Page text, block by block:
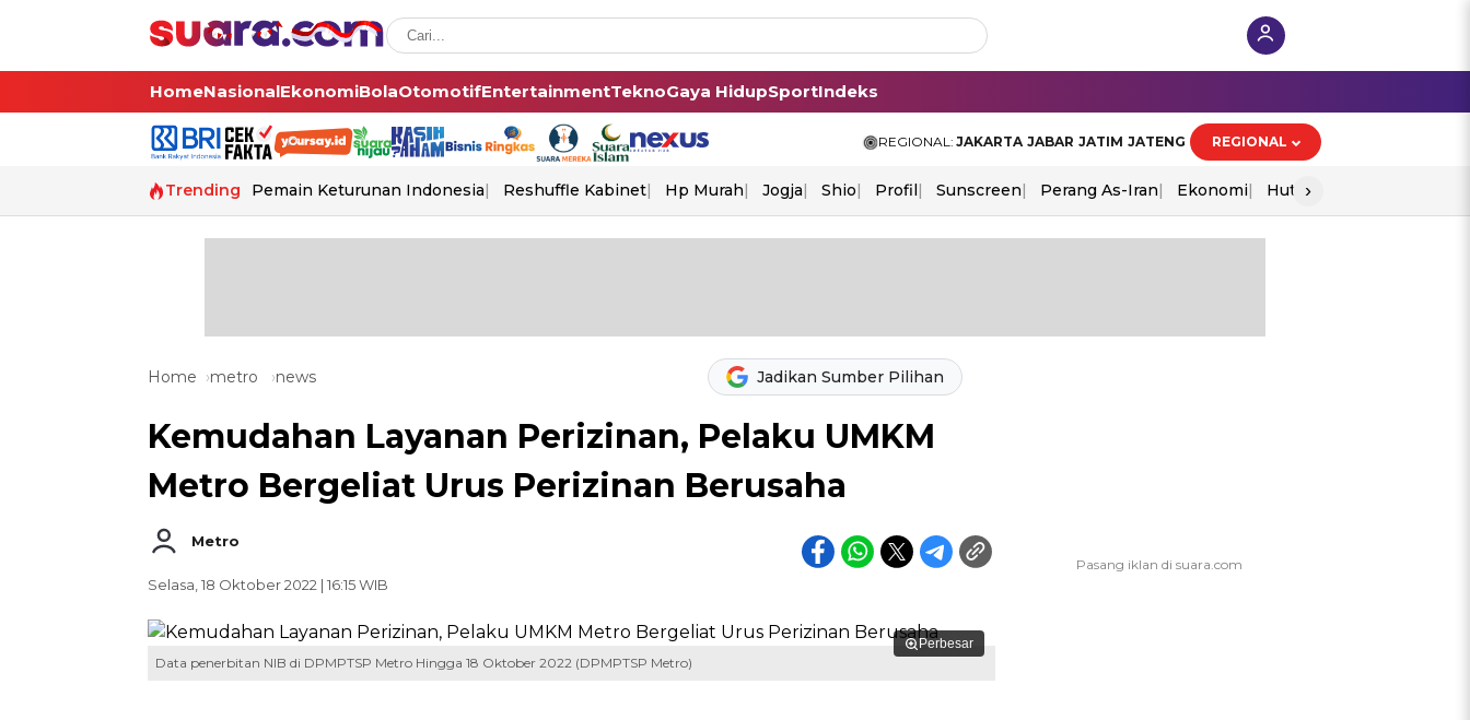
HomeNasionalEkonomiBolaOtomotifEntertainmentTeknoGaya HidupSportIndeks
REGIONAL: JAKARTA JABAR JATIM JATENG REGIONAL
Trending Pemain Keturunan Indonesia Reshuffle Kabinet Hp Murah Jogja Shio Profil Sunscreen Perang As-Iran Ekonomi Hut Ri
›
Home metro news Jadikan Sumber Pilihan
Kemudahan Layanan Perizinan, Pelaku UMKM
Metro Bergeliat Urus Perizinan Berusaha
Metro
Selasa, 18 Oktober 2022 | 16:15 WIB
Perbesar
Data penerbitan NIB di DPMPTSP Metro Hingga 18 Oktober 2022 (DPMPTSP Metro)